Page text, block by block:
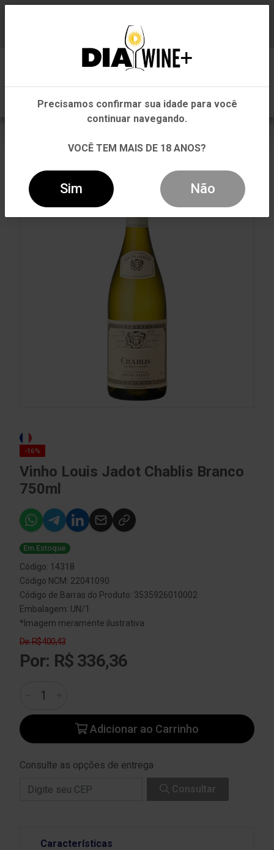
VINHO LOUIS JADOT CHABLIS BRANCO 750ML
-16%
Vinho Louis Jadot Chablis Branco
750ml
Em Estoque
Código: 14318
Código NCM: 22041090
Código de Barras do Produto: 3535926010002
Embalagem: UN/1
*Imagem meramente ilustrativa
De: R$ 400,43
Por: R$ 336,36
Adicionar ao Carrinho
Consulte as opções de entrega
Consultar
Características
Em que Estado você está?
Pernambuco
Outros Estados
Precisamos confirmar sua idade para você
continuar navegando.
VOCÊ TEM MAIS DE 18 ANOS?
Sim Não